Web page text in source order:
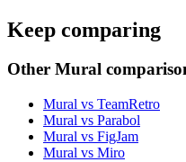
Keep comparing
Other Mural
Mural vs TeamRetro
Mural vs Parabol
Mural vs FigJam
Mural vs Miro